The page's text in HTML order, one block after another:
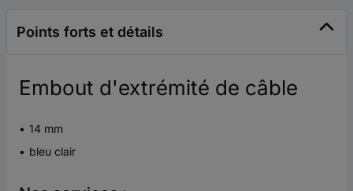
Points forts et détails
Embout d'extrémité de câble
14 mm
bleu clair